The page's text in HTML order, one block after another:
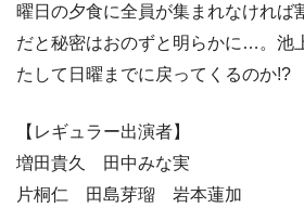
曜日の夕食に全員が集まれなければ
だと秘密はおのずと明らかに…。池
たして日曜までに戻ってくるのか!?
【レギュラー出演者】
増田貴久 田中みな実
片桐仁 田島芽瑠 岩本蓮加